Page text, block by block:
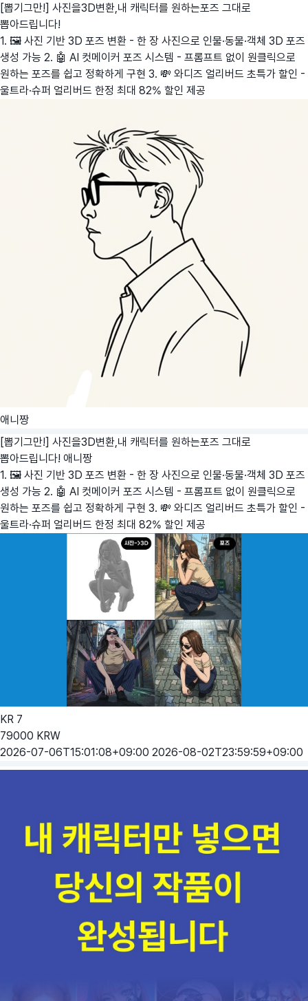
[뽑기그만!] 사진을3D변환,내 캐릭터를 원하는포즈 그대로
뽑아드립니다!
1. 🖼️ 사진 기반 3D 포즈 변환 - 한 장 사진으로 인물·동물·객체 3D 포즈
생성 가능 2. 🤖 AI 컷메이커 포즈 시스템 - 프롬프트 없이 원클릭으로
원하는 포즈를 쉽고 정확하게 구현 3. 💸 와디즈 얼리버드 초특가 할인 -
울트라·슈퍼 얼리버드 한정 최대 82% 할인 제공
애니짱
[뽑기그만!] 사진을3D변환,내 캐릭터를 원하는포즈 그대로
뽑아드립니다! 애니짱
1. 🖼️ 사진 기반 3D 포즈 변환 - 한 장 사진으로 인물·동물·객체 3D 포즈
생성 가능 2. 🤖 AI 컷메이커 포즈 시스템 - 프롬프트 없이 원클릭으로
원하는 포즈를 쉽고 정확하게 구현 3. 💸 와디즈 얼리버드 초특가 할인 -
울트라·슈퍼 얼리버드 한정 최대 82% 할인 제공
KR 7
79000 KRW
2026-07-06T15:01:08+09:00 2026-08-02T23:59:59+09:00